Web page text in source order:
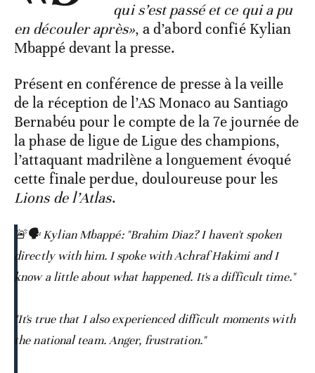
qui s’est passé et ce qui a pu
en découler après», a d’abord confié Kylian
Mbappé devant la presse.
Présent en conférence de presse à la veille
de la réception de l’AS Monaco au Santiago
Bernabéu pour le compte de la 7e journée de
la phase de ligue de Ligue des champions,
l’attaquant madrilène a longuement évoqué
cette finale perdue, douloureuse pour les
Lions de l’Atlas.
🚨🗣️ Kylian Mbappé: "Brahim Diaz? I haven't spoken
directly with him. I spoke with Achraf Hakimi and I
know a little about what happened. It's a difficult time."
"It's true that I also experienced difficult moments with
the national team. Anger, frustration."